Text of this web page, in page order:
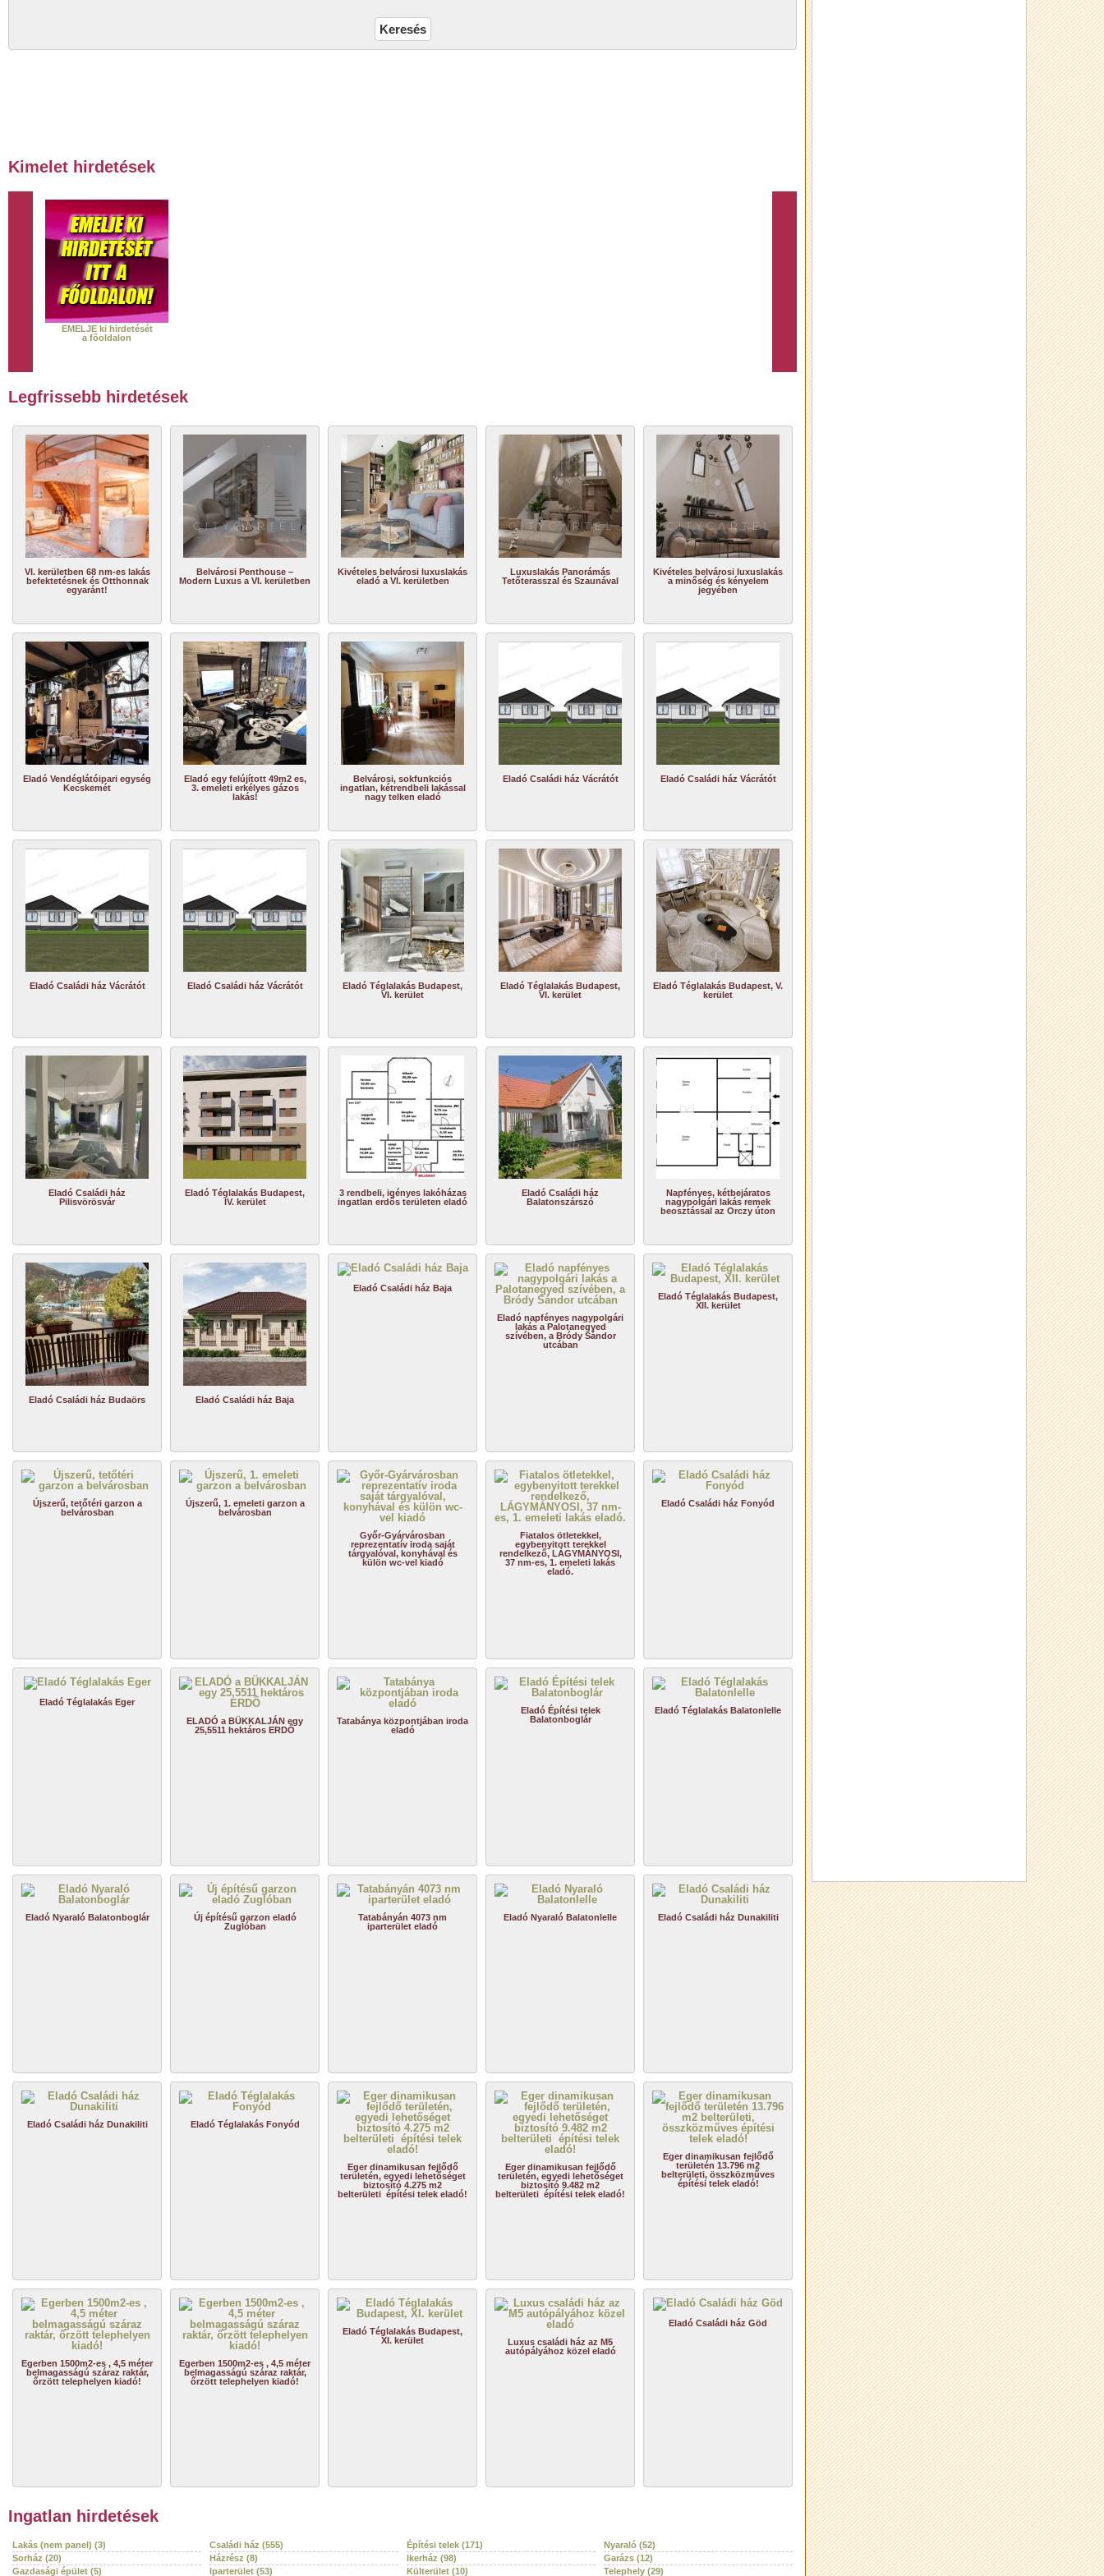
Kimelet hirdetések
EMELJE ki hirdetését
a fõoldalon
Legfrissebb hirdetések
VI. kerületben 68 nm-es lakás
befektetésnek és Otthonnak
egyaránt!
Belvárosi Penthouse –
Modern Luxus a VI. kerületben
Kivételes belvárosi luxuslakás
eladó a VI. kerületben
Luxuslakás Panorámás
Tetőterasszal és Szaunával
Kivételes belvárosi luxuslakás
a minőség és kényelem
jegyében
Eladó Vendéglátóipari egység
Kecskemét
Eladó egy felújított 49m2 es,
3. emeleti erkélyes gázos
lakás!
Belvárosi, sokfunkciós
ingatlan, kétrendbeli lakással
nagy telken eladó
Eladó Családi ház Vácrátót Eladó Családi ház Vácrátót
Eladó Családi ház Vácrátót Eladó Családi ház Vácrátót
Eladó Téglalakás Budapest,
VI. kerület
Eladó Téglalakás Budapest,
VI. kerület
Eladó Téglalakás Budapest, V.
kerület
Eladó Családi ház
Pilisvörösvár
Eladó Téglalakás Budapest,
IV. kerület
3 rendbeli, igényes lakóházas
ingatlan erdős területen eladó
Eladó Családi ház
Balatonszárszó
Napfényes, kétbejáratos
nagypolgári lakás remek
beosztással az Orczy úton
Eladó Családi ház Budaörs Eladó Családi ház Baja
Eladó Családi ház Baja
Eladó napfényes nagypolgári
lakás a Palotanegyed
szívében, a Bródy Sándor
utcában
Eladó Téglalakás Budapest,
XII. kerület
Újszerű, tetőtéri garzon a
belvárosban
Újszerű, 1. emeleti garzon a
belvárosban
Győr-Gyárvárosban
reprezentatív iroda saját
tárgyalóval, konyhával és
külön wc-vel kiadó
Fiatalos ötletekkel,
egybenyitott terekkel
rendelkező, LÁGYMÁNYOSI,
37 nm-es, 1. emeleti lakás
eladó.
Eladó Családi ház Fonyód
Eladó Téglalakás Eger
ELADÓ a BÜKKALJÁN egy
25,5511 hektáros ERDŐ
Tatabánya központjában iroda
eladó
Eladó Építési telek
Balatonboglár
Eladó Téglalakás Balatonlelle
Eladó Nyaraló Balatonboglár
Új építésű garzon eladó
Zuglóban
Tatabányán 4073 nm
iparterület eladó
Eladó Nyaraló Balatonlelle Eladó Családi ház Dunakiliti
Eladó Családi ház Dunakiliti Eladó Téglalakás Fonyód
Eger dinamikusan fejlődő
területén, egyedi lehetőséget
biztosító 4.275 m2
belterületi építési telek eladó!
Eger dinamikusan fejlődő
területén, egyedi lehetőséget
biztosító 9.482 m2
belterületi építési telek eladó!
Eger dinamikusan fejlődő
területén 13.796 m2
belterületi, összközműves
építési telek eladó!
Egerben 1500m2-es , 4,5 méter
belmagasságú száraz raktár,
őrzött telephelyen kiadó!
Egerben 1500m2-es , 4,5 méter
belmagasságú száraz raktár,
őrzött telephelyen kiadó!
Eladó Téglalakás Budapest,
XI. kerület
Luxus családi ház az M5
autópályához közel eladó
Eladó Családi ház Göd
Ingatlan hirdetések
Lakás (nem panel) (3) Családi ház (555) Építési telek (171)
Nyaraló (52)
Sorház (20)
Házrész (8) Ikerház (98)
Garázs (12)
Gazdasági épület (5)
Iparterület (53) Külterület (10) Telephely (29)